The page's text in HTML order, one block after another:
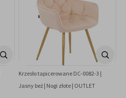
Krzesło tapicerowane DC-0082-3 |
Jasny beż | Nogi złote | OUTLET